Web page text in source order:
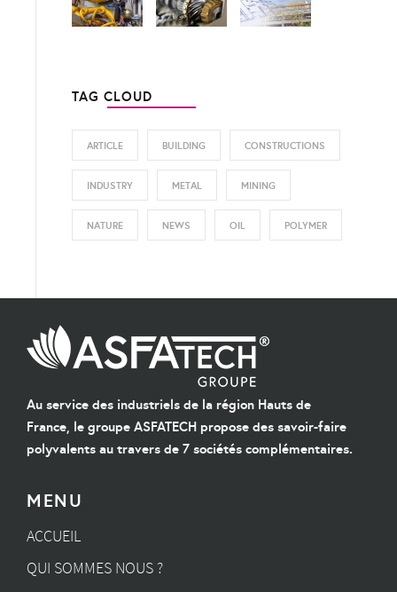
TAG CLOUD
ARTICLE BUILDING CONSTRUCTIONS
INDUSTRY METAL MINING
NATURE NEWS OIL POLYMER
Au service des industriels de la région Hauts de
France, le groupe ASFATECH propose des savoir-faire
polyvalents au travers de 7 sociétés complémentaires.
MENU
ACCUEIL
QUI SOMMES NOUS ?